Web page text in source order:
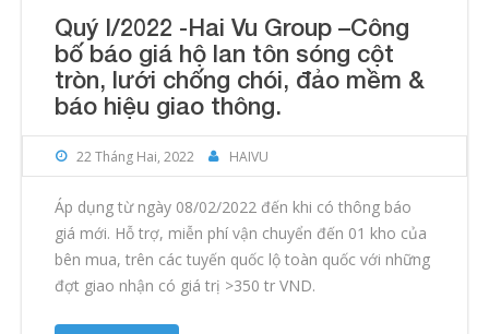
Quý I/2022 -Hai Vu Group –Công
bố báo giá hộ lan tôn sóng cột
tròn, lưới chống chói, đảo mềm &
báo hiệu giao thông.
22 Tháng Hai, 2022 HAIVU
Áp dụng từ ngày 08/02/2022 đến khi có thông báo
giá mới. Hỗ trợ, miễn phí vận chuyển đến 01 kho của
bên mua, trên các tuyến quốc lộ toàn quốc với những
đợt giao nhận có giá trị >350 tr VND.